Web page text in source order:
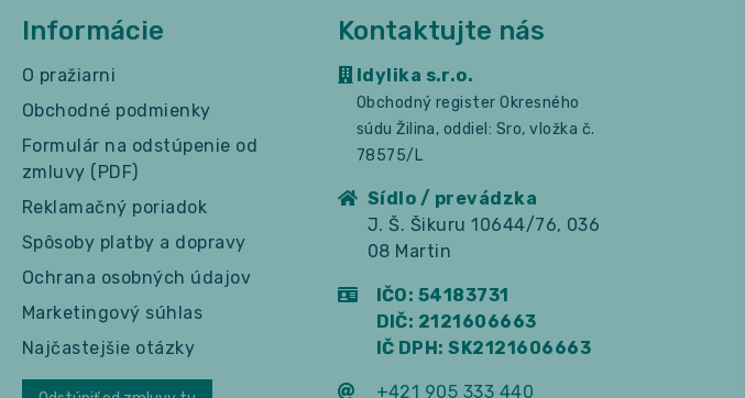
Informácie
O pražiarni
Obchodné podmienky
Formulár na odstúpenie od
zmluvy (PDF)
Reklamačný poriadok
Spôsoby platby a dopravy
Ochrana osobných údajov
Marketingový súhlas
Najčastejšie otázky
Kontaktujte nás
Idylika s.r.o.
Obchodný register Okresného
súdu Žilina, oddiel: Sro, vložka č.
78575/L
Sídlo / prevádzka
J. Š. Šikuru 10644/76, 036
08 Martin
IČO: 54183731
DIČ: 2121606663
IČ DPH: SK2121606663
+421 905 333 440